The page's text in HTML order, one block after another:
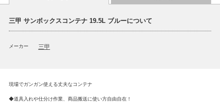
三甲 サンボックスコンテナ 19.5L ブルーについて
メーカー 三甲
現場でガンガン使える丈夫なコンテナ
◆道具入れや仕分け作業、商品搬送に使い方自由自在！